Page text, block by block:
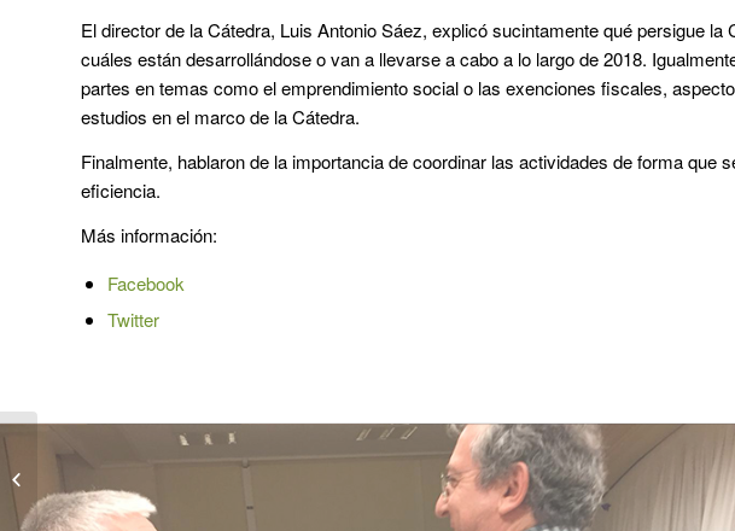
El director de la Cátedra, Luis Antonio Sáez, explicó sucintamente qué persigue la
cuáles están desarrollándose o van a llevarse a cabo a lo largo de 2018.
partes en temas como el emprendimiento social o las exenciones fiscales,
estudios en el marco de la Cátedra.
Finalmente, hablaron de la importancia de coordinar las actividades de forma que
eficiencia.
Más información:
Facebook
Twitter
la Cátedra sobre
Despoblación y Cr...